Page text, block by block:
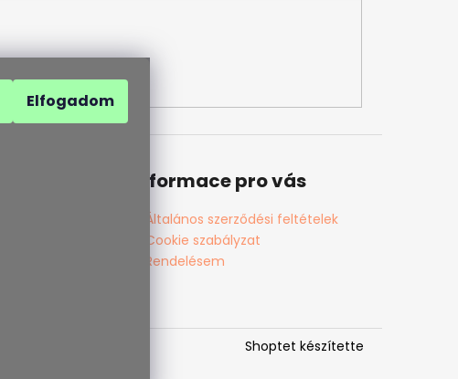
Elfogadom
Informace pro vás
Általános szerződési feltételek
Cookie szabályzat
Rendelésem
Shoptet készítette